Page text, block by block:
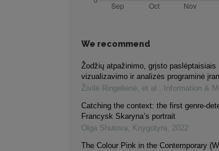
We recommend
Žodžių atpažinimo, grįsto paslėptaisiais
vizualizavimo ir analizės programinė
Živilė Ringelienė, et al. , Information &
Catching the context: the first genre-
Francysk Skaryna’s portrait
Olga Shutova, Knygotyra, 2022
The Colour Pink in the Contemporary